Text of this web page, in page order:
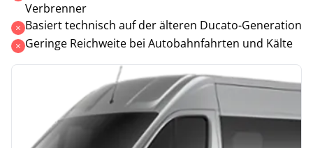
Verbrenner
Basiert technisch auf der älteren Ducato-Generation
Geringe Reichweite bei Autobahnfahrten und Kälte